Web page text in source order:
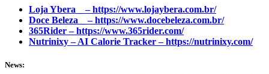
Loja Ybera _ – https://www.lojaybera.com.br/
Doce Beleza _ – https://www.docebeleza.com.br/
365Rider – https://www.365rider.com/
Nutrinixy – AI Calorie Tracker – https://nutrinixy.com/
News: